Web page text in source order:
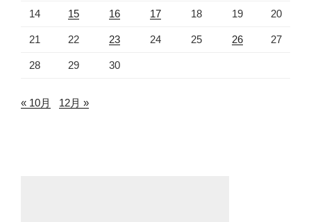
14 15 16 17 18 19 20
21 22 23 24 25 26 27
28 29 30
« 10月 12月 »